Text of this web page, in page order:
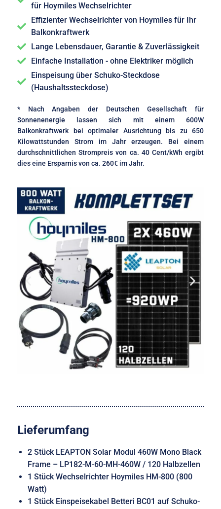
für Hoymiles Wechselrichter
Effizienter Wechselrichter von Hoymiles für Ihr
Balkonkraftwerk
Lange Lebensdauer, Garantie & Zuverlässigkeit
Einfache Installation - ohne Elektriker möglich
Einspeisung über Schuko-Steckdose
(Haushaltssteckdose)
* Nach Angaben der Deutschen Gesellschaft für
Sonnenenergie lassen sich mit einem 600W
Balkonkraftwerk bei optimaler Ausrichtung bis zu 650
Kilowattstunden Strom im Jahr erzeugen. Bei einem
durchschnittlichen Strompreis von ca. 40 Cent/kWh ergibt
dies eine Ersparnis von ca. 260€ im Jahr.
Lieferumfang
2 Stück LEAPTON Solar Modul 460W Mono Black
Frame – LP182-M-60-MH-460W / 120 Halbzellen
1 Stück Wechselrichter Hoymiles HM-800 (800
Watt)
1 Stück Einspeisekabel Betteri BC01 auf Schuko-